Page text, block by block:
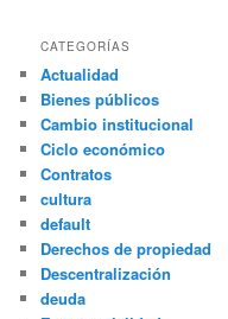
CATEGORÍAS
Actualidad
Bienes públicos
Cambio institucional
Ciclo económico
Contratos
cultura
default
Derechos de propiedad
Descentralización
deuda